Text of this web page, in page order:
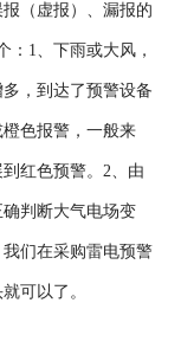
（虚报）、漏报的
：1、下雨或大风，
，到达了预警设备
色报警，一般来
红色预警。2、由
判断大气电场变
们在采购雷电预警
可以了。